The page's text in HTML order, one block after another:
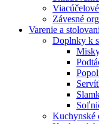
Závesné
Varenie a
Doplnky k
Kuchynské